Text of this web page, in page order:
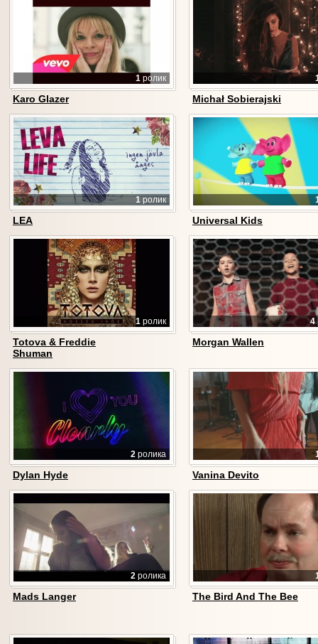
1 ролик
Karo Glazer Michał Sobierajski
1ролик
LEA Universal Kids
1 ролик
Totova & Freddie
Shuman
4
Morgan Wallen
2 ролика
Dylan Hyde Vanina Devito
2 ролика
Mads Langer The Bird And The Bee